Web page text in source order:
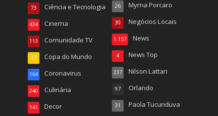
Ciência e Tecnologia
73
Cinema
434
Comunidade TV
113
Copa do Mundo
17
Coronavirus
164
Culinária
240
Decor
141
Myrna Porcaro
26
Negócios Locais
30
News
1.157
News Top
4
Nilson Lattari
237
Orlando
97
Paola Tucunduva
31